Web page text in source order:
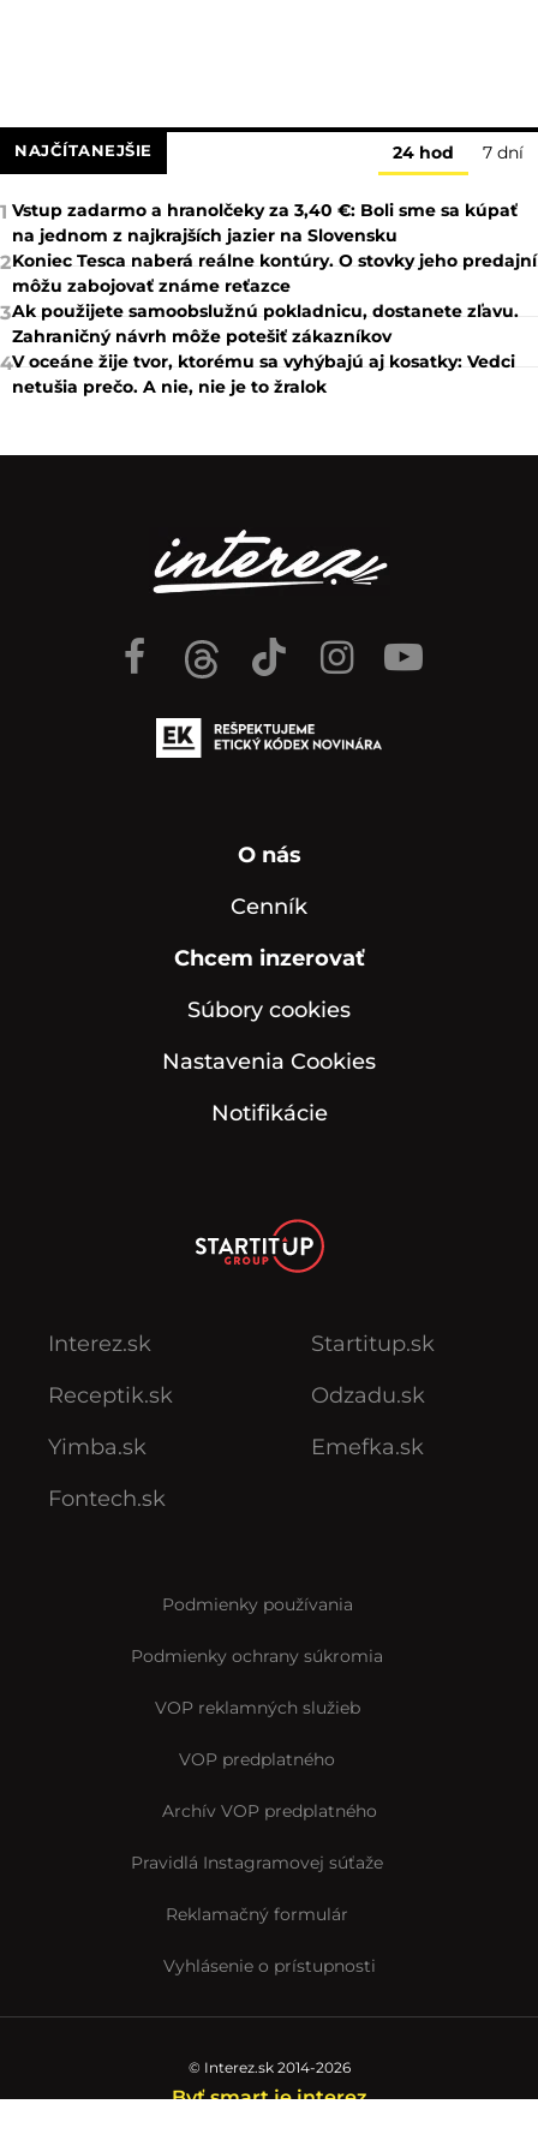
NAJČÍTANEJŠIE 24 hod 7 dní
1 Vstup zadarmo a hranolčeky za 3,40 €: Boli sme sa kúpať
na jednom z najkrajších jazier na Slovensku
2Koniec Tesca naberá reálne kontúry. O stovky jeho predajní
môžu zabojovať známe reťazce
3Ak použijete samoobslužnú pokladnicu, dostanete zľavu.
Zahraničný návrh môže potešiť zákazníkov
4V oceáne žije tvor, ktorému sa vyhýbajú aj kosatky: Vedci
netušia prečo. A nie, nie je to žralok
O nás
Cenník
Chcem inzerovať
Súbory cookies
Nastavenia Cookies
Notifikácie
Interez.sk
Receptik.sk
Yimba.sk
Fontech.sk
Startitup.sk
Odzadu.sk
Emefka.sk
Podmienky používania
Podmienky ochrany súkromia
VOP reklamných služieb
VOP predplatného
Archív VOP predplatného
Pravidlá Instagramovej súťaže
Reklamačný formulár
Vyhlásenie o prístupnosti
© Interez.sk 2014-2026
Byť smart je interez